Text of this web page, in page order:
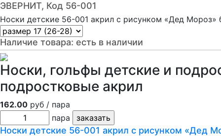
ЭВЕРНИТ, Код 56-001
Носки детские 56-001 акрил с рисунком «Дед Мороз»
Наличие товара: есть в наличии
Носки, гольфы детские и
подростковые акрил
162.00 руб / пара
пара
Носки детские 56-001 акрил с рисунком «Дед